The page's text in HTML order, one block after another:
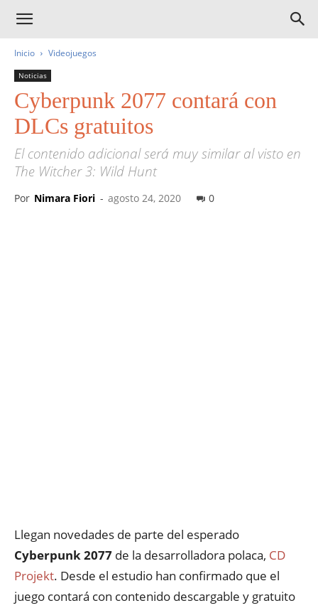
Inicio Videojuegos
Noticias
Cyberpunk 2077 contará con
DLCs gratuitos
El contenido adicional será muy similar al visto en
The Witcher 3: Wild Hunt
Por Nimara Fiori - agosto 24, 2020 0
Llegan novedades de parte del esperado
Cyberpunk 2077 de la desarrolladora polaca, CD
Projekt. Desde el estudio han confirmado que el
juego contará con contenido descargable y gratuito